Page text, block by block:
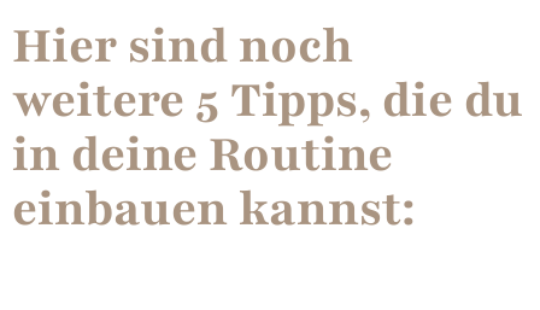
Hier sind noch
weitere 5 Tipps, die du
in deine Routine
einbauen kannst: